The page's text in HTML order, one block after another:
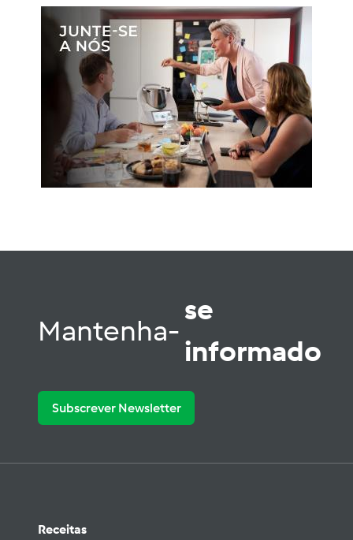
Mantenha-
se
informado
Subscrever Newsletter
Receitas